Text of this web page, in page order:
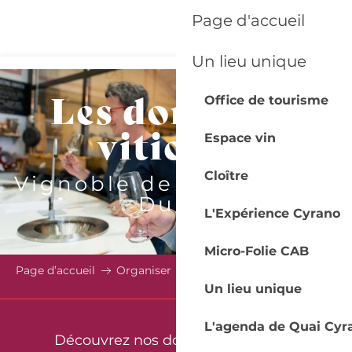
principal
Page d'accueil
Un lieu unique
Office de tourisme
Espace vin
Cloître
L'Expérience Cyrano
Micro-Folie CAB
Un lieu unique
L'agenda de Quai
Les domaines
viticoles
Vignoble de Bergerac et
Duras
Page d’accueil Organiser
Découvrez nos domaines viticoles,